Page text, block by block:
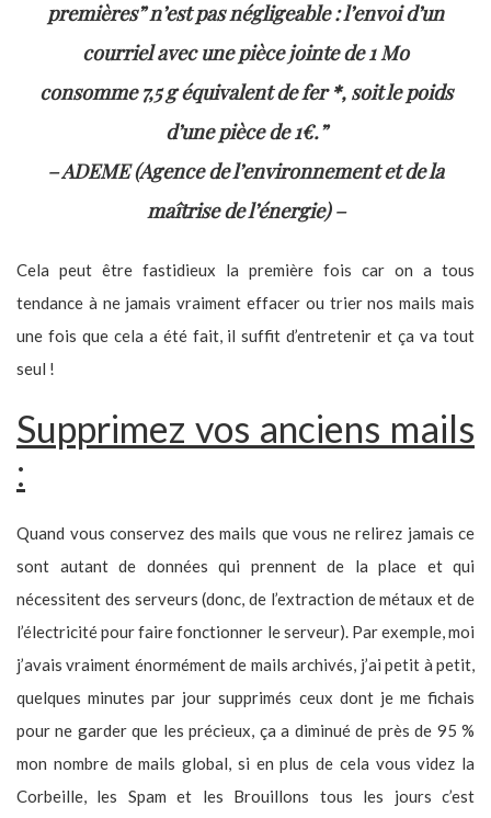
premières” n’est pas négligeable : l’envoi d’un
courriel avec une pièce jointe de 1 Mo
consomme 7,5 g équivalent de fer *, soit le poids
d’une pièce de 1€.”
– ADEME (Agence de l’environnement et de la
maîtrise de l’énergie) –
Cela peut être fastidieux la première fois car on a tous
tendance à ne jamais vraiment effacer ou trier nos mails mais
une fois que cela a été fait, il suffit d’entretenir et ça va tout
seul !
Supprimez vos anciens mails
:
Quand vous conservez des mails que vous ne relirez jamais ce
sont autant de données qui prennent de la place et qui
nécessitent des serveurs (donc, de l’extraction de métaux et de
l’électricité pour faire fonctionner le serveur). Par exemple, moi
j’avais vraiment énormément de mails archivés, j’ai petit à petit,
quelques minutes par jour supprimés ceux dont je me fichais
pour ne garder que les précieux, ça a diminué de près de 95 %
mon nombre de mails global, si en plus de cela vous videz la
Corbeille, les Spam et les Brouillons tous les jours c’est